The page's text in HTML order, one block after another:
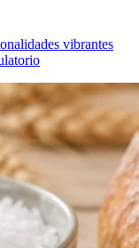
vibrantes